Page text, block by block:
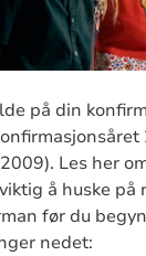
på din
Les her
å huske
før du
nedet: